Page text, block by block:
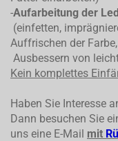
-Aufarbeitung der
(einfetten,
Auffrischen der Farbe,
Ausbessern von
Kein komplettes
Haben Sie Interesse
Dann besuchen Sie
uns eine E-Mail mit